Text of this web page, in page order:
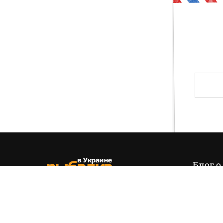
Блог
Друг, тогда предлагаю тебе проверить свои
и хвала! Слава твоя навсегда останется на